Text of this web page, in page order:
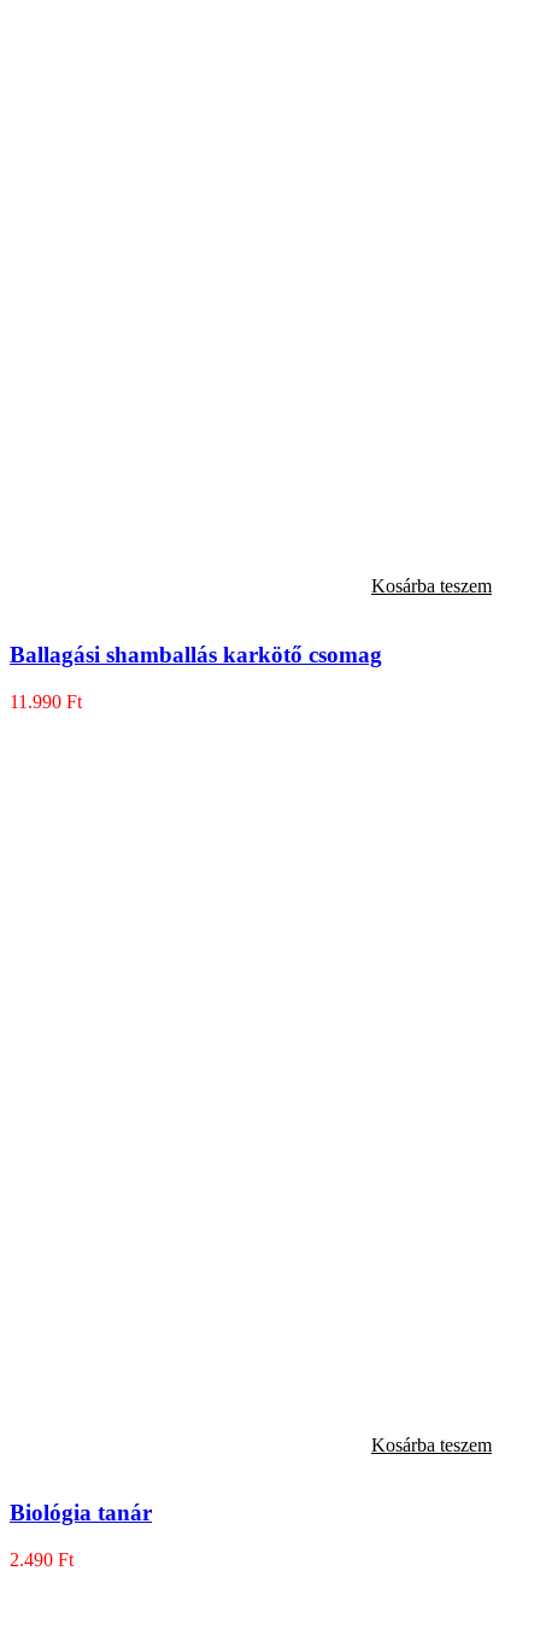
Kosárba teszem
Ballagási shamballás karkötő csomag
11.990 Ft
Kosárba teszem
Biológia tanár
2.490 Ft